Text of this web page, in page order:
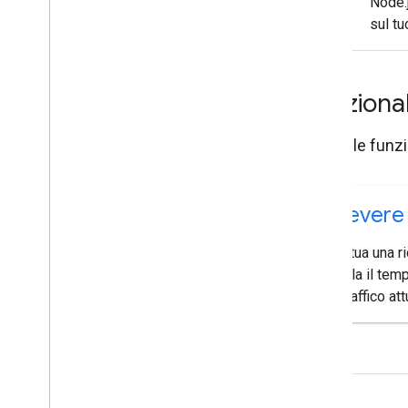
sul
Scopri le
Effettua una
calcola il
del traffico